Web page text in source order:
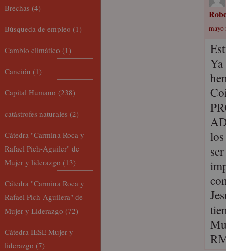
mayo
Brechas (4)
Búsqueda de empleo (1)
Cambio climático (1)
Canción (1)
Capital Humano (238)
catástrofes naturales (2)
Cátedra "Carmina Roca y
Rafael Pich-Aguiler" de
Mujer y liderazgo (13)
Cátedra "Carmina Roca y
Rafael Pich-Aguilera" de
Mujer y Liderazgo (72)
Cátedra IESE Mujer y
liderazgo (7)